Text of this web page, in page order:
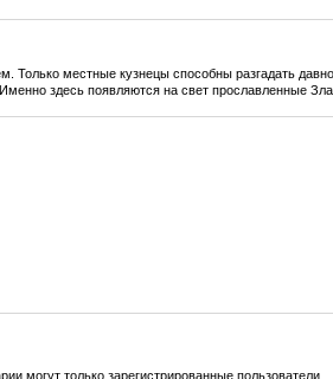
местные кузнецы способны разгадать
здесь появляются на свет прославленные
могут только зарегистрированные пользователи.